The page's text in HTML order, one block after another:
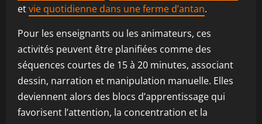
etvie quotidienne dans une ferme d’antan.
Pour les enseignants ou les animateurs, ces
activités peuvent être planifiées comme des
séquences courtes de 15 à 20 minutes, associant
dessin, narration et manipulation manuelle. Elles
deviennent alors des blocs d’apprentissage qui
favorisent l’attention, la concentration et la